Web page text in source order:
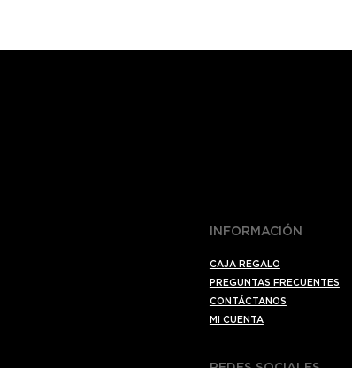
INFORMACIÓN
CAJA REGALO
PREGUNTAS FRECUENTES
CONTÁCTANOS
MI CUENTA